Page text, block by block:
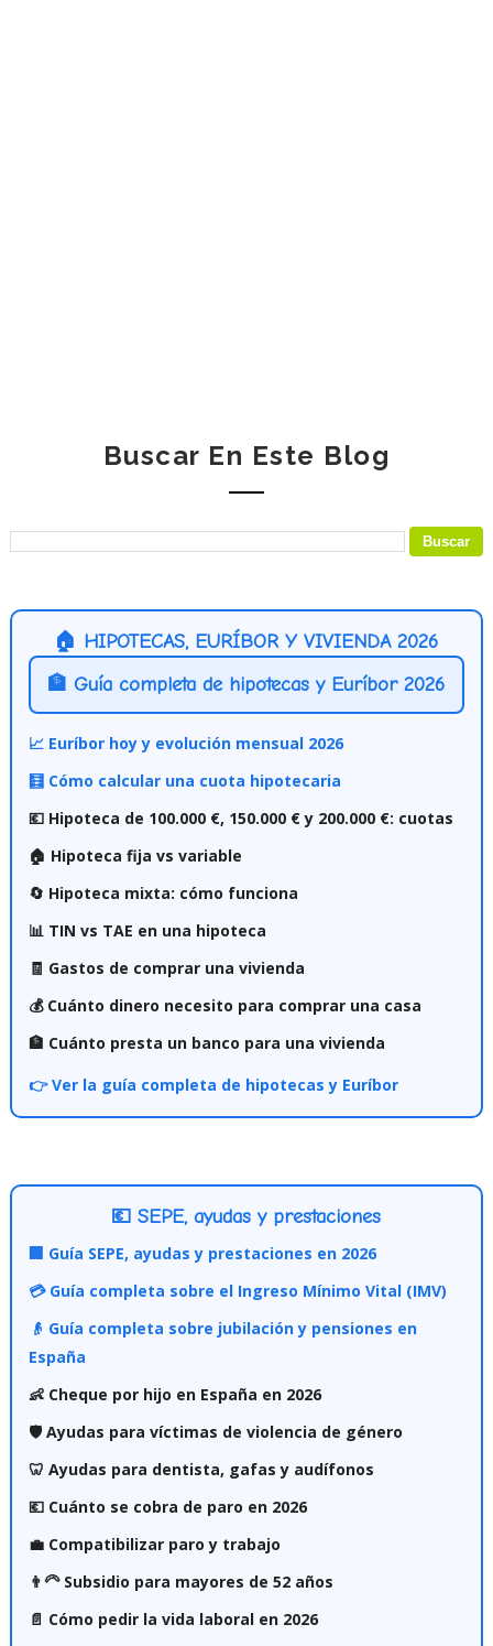
Buscar En Este Blog
🏠 HIPOTECAS, EURÍBOR Y VIVIENDA 2026
🏦 Guía completa de hipotecas y Euríbor 2026
📈 Euríbor hoy y evolución mensual 2026
🧮 Cómo calcular una cuota hipotecaria
💶 Hipoteca de 100.000 €, 150.000 € y 200.000 €: cuotas
🏠 Hipoteca fija vs variable
🔄 Hipoteca mixta: cómo funciona
📊 TIN vs TAE en una hipoteca
🧾 Gastos de comprar una vivienda
💰 Cuánto dinero necesito para comprar una casa
🏦 Cuánto presta un banco para una vivienda
👉 Ver la guía completa de hipotecas y Euríbor
💶 SEPE, ayudas y prestaciones
🏢 Guía SEPE, ayudas y prestaciones en 2026
💳 Guía completa sobre el Ingreso Mínimo Vital (IMV)
👴 Guía completa sobre jubilación y pensiones en
España
👶 Cheque por hijo en España en 2026
🛡️ Ayudas para víctimas de violencia de género
🦷 Ayudas para dentista, gafas y audífonos
💶 Cuánto se cobra de paro en 2026
💼 Compatibilizar paro y trabajo
👨‍🦳 Subsidio para mayores de 52 años
📄 Cómo pedir la vida laboral en 2026